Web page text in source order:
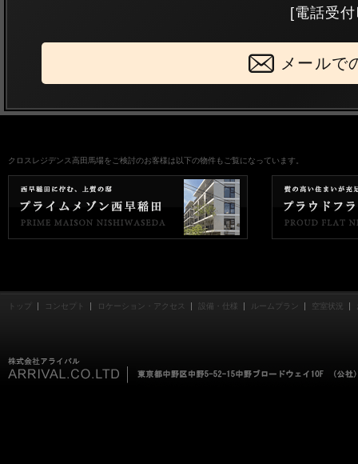
[電話受
メールで
クロスレジデンス高田馬場をご検討のお客様は以下の物件もご覧になっています。
トップ コンセプト ロケーション・アクセス 設備・仕様 ルームプラン 空室状況